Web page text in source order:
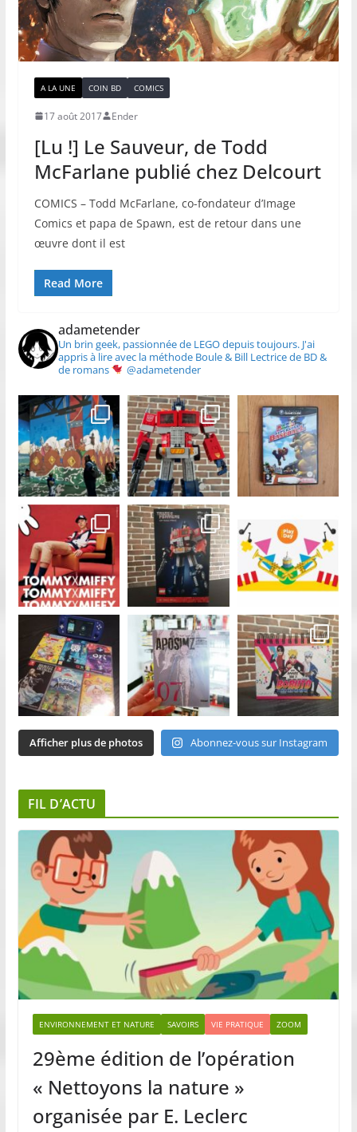
A LA UNE COIN BD COMICS
17 août 2017 Ender
[Lu !] Le Sauveur, de Todd
McFarlane publié chez Delcourt
COMICS – Todd McFarlane, co-fondateur d’Image
Comics et papa de Spawn, est de retour dans une
œuvre dont il est
Read More
adametender
Un brin geek, passionnée de LEGO depuis toujours.J'ai
appris à lire avec la méthode Boule & Bill Lectrice de BD &
de romans
@adametender
Afficher plus de photos Abonnez-vous sur Instagram
FIL D’ACTU
ENVIRONNEMENT ET NATURE SAVOIRS VIE PRATIQUE ZOOM
29ème édition de l’opération
« Nettoyons la nature »
organisée par E. Leclerc